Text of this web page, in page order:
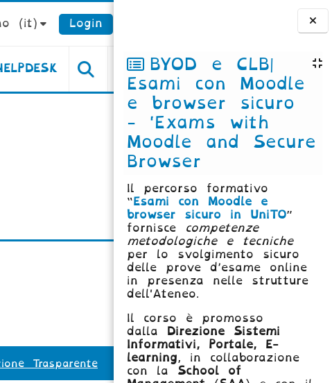
Blocchi
BYOD e CLB|
Esami con Moodle
e browser sicuro
- 'Exams with
Moodle and Secure
Browser
Il percorso formativo
“Esami con Moodle e
browser sicuro in UniTO”
fornisce competenze
metodologiche e tecniche
per lo svolgimento sicuro
delle prove d’esame online
in presenza nelle strutture
dell'Ateneo.
Il corso è promosso
dalla
Direzione Sistemi
Informativi, Portale, E-
learning, in collaborazione
con la School of
‎(it)‎ Login
Trasparente